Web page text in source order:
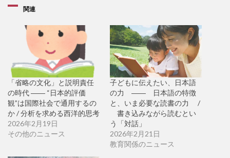
関連
「省略の文化」と説明責任
の時代 ―― “日本的評価
観”は国際社会で通用するの
か / 分析を求める西洋的思考
2026年2月19日
その他のニュース
子どもに伝えたい、日本語
の力 ―― 日本語の特徴
と、いま必要な読書の力 /
書き込みながら読むとい
う「対話」
2026年2月21日
教育関係のニュース